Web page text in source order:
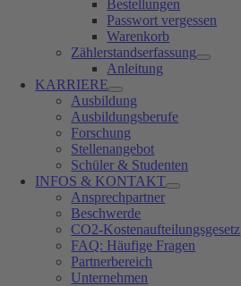
Bestellungen
Passwort vergessen
Warenkorb
Zählerstandserfassung
Anleitung
KARRIERE
Ausbildung
Ausbildungsberufe
Forschung
Stellenangebot
Schüler & Studenten
INFOS & KONTAKT
Ansprechpartner
Beschwerde
CO2-Kostenaufteilungsgesetz
FAQ: Häufige Fragen
Partnerbereich
Unternehmen